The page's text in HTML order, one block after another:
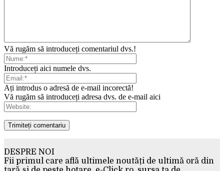
Vă rugăm să introduceți comentariul dvs.!
Introduceți aici numele dvs.
Ați introdus o adresă de e-mail incorectă!
Vă rugăm să introduceți adresa dvs. de e-mail aici
DESPRE NOI
Fii primul care află ultimele noutăți de ultimă oră din